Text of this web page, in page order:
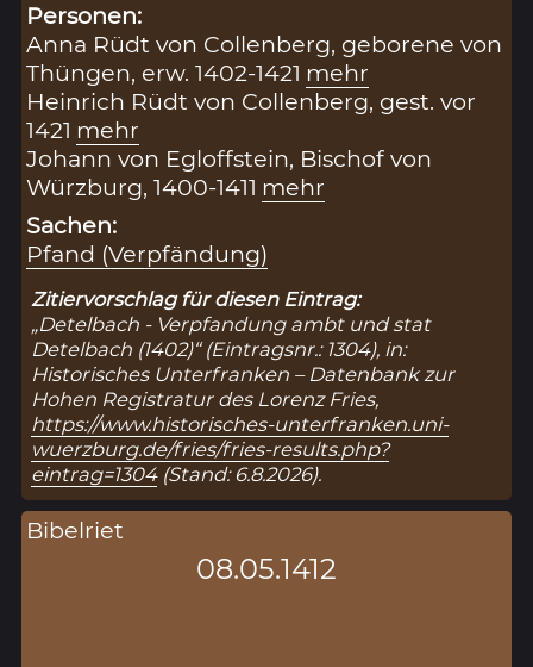
Personen:
Anna Rüdt von Collenberg, geborene von
Thüngen, erw. 1402-1421 mehr
Heinrich Rüdt von Collenberg, gest. vor
1421 mehr
Johann von Egloffstein, Bischof von
Würzburg, 1400-1411 mehr
Sachen:
Pfand (Verpfändung)
Zitiervorschlag für diesen Eintrag:
„Detelbach - Verpfandung ambt und stat
Detelbach (1402)“ (Eintragsnr.: 1304), in:
Historisches Unterfranken – Datenbank zur
Hohen Registratur des Lorenz Fries,
https://www.historisches-unterfranken.uni-
wuerzburg.de/fries/fries-results.php?
eintrag=1304(Stand: 6.8.2026).
Bibelriet
08.05.1412